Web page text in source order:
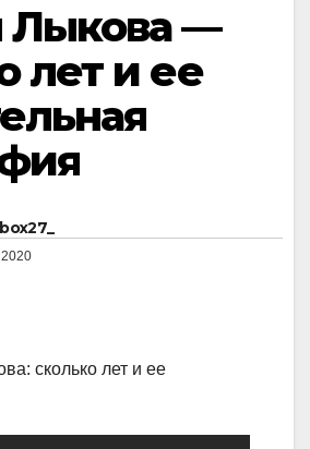
Лыкова —
лет и ее